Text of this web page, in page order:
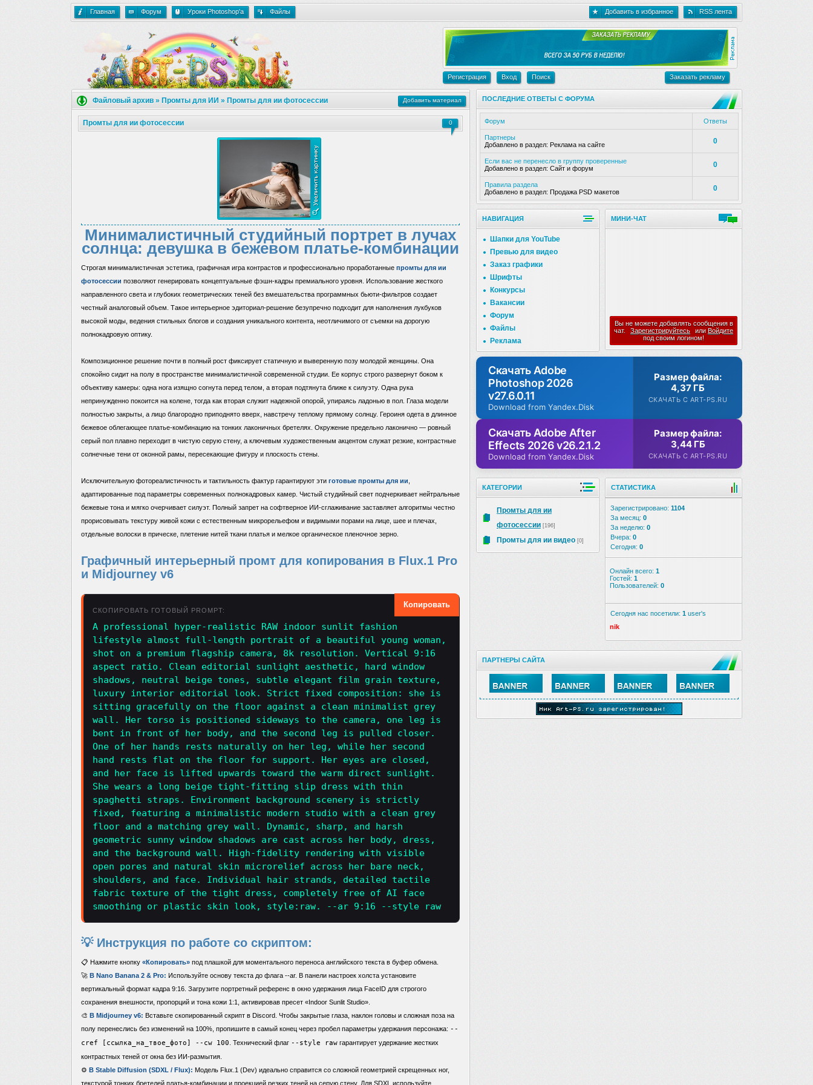
Главная Форум Уроки Photoshop'a Файлы Добавить в избранное RSS лента
Регистрация Вход Поиск Заказать рекламу
Файловый архив » Промты для ИИ » Промты для ии фотосессии Добавить материал
Промты для ии фотосессии 0
Минималистичный студийный портрет в лучах
солнца: девушка в бежевом платье-комбинации
Строгая минималистичная эстетика, графичная игра контрастов и профессионально проработанные промты для ии
фотосессии позволяют генерировать концептуальные фэшн-кадры премиального уровня. Использование жесткого
направленного света и глубоких геометрических теней без вмешательства программных бьюти-фильтров создает
честный аналоговый объем. Такое интерьерное эдиториал-решение безупречно подходит для наполнения лукбуков
высокой моды, ведения стильных блогов и создания уникального контента, неотличимого от съемки на дорогую
полнокадровую оптику.
Композиционное решение почти в полный рост фиксирует статичную и выверенную позу молодой женщины. Она
спокойно сидит на полу в пространстве минималистичной современной студии. Ее корпус строго развернут боком к
объективу камеры: одна нога изящно согнута перед телом, а вторая подтянута ближе к силуэту. Одна рука
непринужденно покоится на колене, тогда как вторая служит надежной опорой, упираясь ладонью в пол. Глаза модели
полностью закрыты, а лицо благородно приподнято вверх, навстречу теплому прямому солнцу. Героиня одета в длинное
бежевое облегающее платье-комбинацию на тонких лаконичных бретелях. Окружение предельно лаконично — ровный
серый пол плавно переходит в чистую серую стену, а ключевым художественным акцентом служат резкие, контрастные
солнечные тени от оконной рамы, пересекающие фигуру и плоскость стены.
Исключительную фотореалистичность и тактильность фактур гарантируют эти готовые промты для ии
адаптированные под параметры современных полнокадровых камер. Чистый студийный свет подчеркивает нейтральные
бежевые тона и мягко очерчивает силуэт. Полный запрет на софтверное ИИ-сглаживание заставляет алгоритмы честно
прорисовывать текстуру живой кожи с естественным микрорельефом и видимыми порами на лице, шее и плечах,
отдельные волоски в прическе, плетение нитей ткани платья и мелкое органическое пленочное зерно.
Графичный интерьерный промт для копирования в Flux.1 Pro
и Midjourney v6
СКОПИРОВАТЬ ГОТОВЫЙ PROMPT:
A professional hyper-realistic RAW indoor sunlit fashion
lifestyle almost full-length portrait of a beautiful young woman,
shot on a premium flagship camera, 8k resolution. Vertical 9:16
aspect ratio. Clean editorial sunlight aesthetic, hard window
shadows, neutral beige tones, subtle elegant film grain texture,
luxury interior editorial look. Strict fixed composition: she is
sitting gracefully on the floor against a clean minimalist grey
wall. Her torso is positioned sideways to the camera, one leg is
bent in front of her body, and the second leg is pulled closer.
One of her hands rests naturally on her leg, while her second
hand rests flat on the floor for support. Her eyes are closed,
and her face is lifted upwards toward the warm direct sunlight.
She wears a long beige tight-fitting slip dress with thin
spaghetti straps. Environment background scenery is strictly
fixed, featuring a minimalistic modern studio with a clean grey
floor and a matching grey wall. Dynamic, sharp, and harsh
geometric sunny window shadows are cast across her body, dress,
and the background wall. High-fidelity rendering with visible
open pores and natural skin microrelief across her bare neck,
shoulders, and face. Individual hair strands, detailed tactile
fabric texture of the tight dress, completely free of AI face
smoothing or plastic skin look, style:raw. --ar 9:16 --style raw
Копировать
💡 Инструкция по работе со скриптом:
📋 Нажмите кнопку «Копировать» под плашкой для моментального переноса английского текста в буфер обмена.
🚀 В Nano Banana 2 & Pro: Используйте основу текста до флага --ar. В панели настроек холста установите
вертикальный формат кадра 9:16. Загрузите портретный референс в окно удержания лица FaceID для строгого
сохранения внешности, пропорций и тона кожи 1:1, активировав пресет «Indoor Sunlit Studio».
🎨 В Midjourney v6: Вставьте скопированный скрипт в Discord. Чтобы закрытые глаза, наклон головы и сложная поза на
полу перенеслись без изменений на 100%, пропишите в самый конец через пробел параметры удержания персонажа: --
cref [ссылка_на_твое_фото] --cw 100 . Технический флаг --style raw гарантирует удержание жестких
контрастных теней от окна без ИИ-размытия.
⚙️ В Stable Diffusion (SDXL / Flux): Модель Flux.1 (Dev) идеально справится со сложной геометрией скрещенных ног,
текстурой тонких бретелей платья-комбинации и проекцией резких теней на серую стену. Для SDXL используйте
ПОСЛЕДНИЕ ОТВЕТЫ С ФОРУМА
Форум Ответы
Партнеры
Добавлено в раздел: Реклама на сайте 0
Если вас не перенесло в группу проверенные
Добавлено в раздел: Сайт и форум 0
Правила раздела
Добавлено в раздел: Продажа PSD макетов 0
НАВИГАЦИЯ
Шапки для YouTube
Превью для видео
Заказ графики
Шрифты
Конкурсы
Вакансии
Форум
Файлы
Реклама
МИНИ-ЧАТ
Вы не можете добавлять сообщения в
чат.
Зарегистрируйтесь или Войдите
под своим логином!
Скачать Adobe
Photoshop 2026
v27.6.0.11
Download from Yandex.Disk
Размер файла:
4,37 ГБ
СКАЧАТЬ С ART-PS.RU
Скачать Adobe After
Effects 2026 v26.2.1.2
Download from Yandex.Disk
Размер файла:
3,44 ГБ
СКАЧАТЬ С ART-PS.RU
КАТЕГОРИИ
Промты для ии
фотосессии [196]
Промты для ии видео [0]
СТАТИСТИКА
Зарегистрировано: 1104
За месяц: 0
За неделю: 0
Вчера: 0
Сегодня: 0
Онлайн всего: 1
Гостей: 1
Пользователей: 0
Сегодня нас посетили: 1 user's
nik
ПАРТНЕРЫ САЙТА